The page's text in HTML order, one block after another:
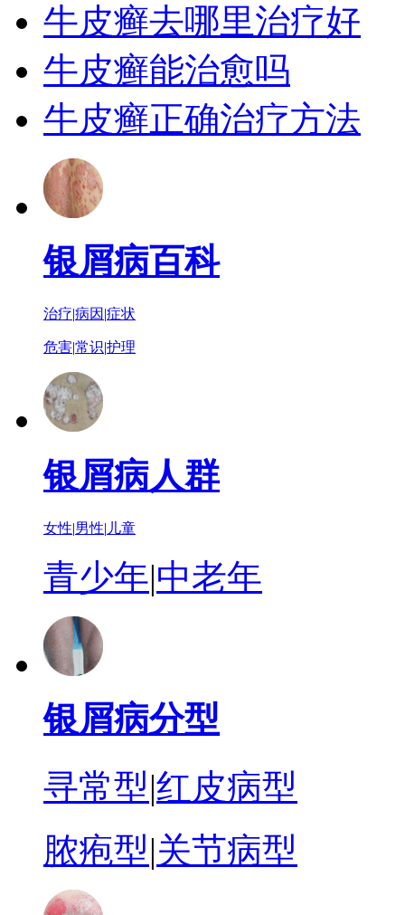
牛皮癣去哪里治疗好
牛皮癣能治愈吗
牛皮癣正确治疗方法
银屑病百科
治疗|病因 |症状
危害|常识|护理
银屑病人群
女性|男性| 儿童
青少年|中老年
银屑病分型
寻常型|红皮病型
脓疱型|关节病型